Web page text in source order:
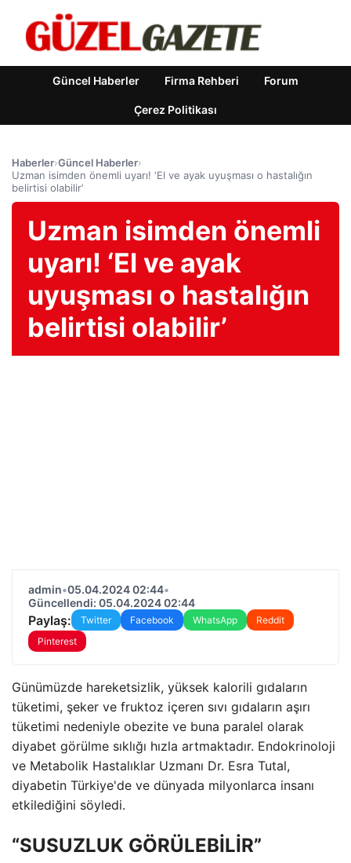
Güncel Haberler Firma Rehberi Forum
Çerez Politikası
Haberler›Güncel Haberler›
Uzman isimden önemli uyarı! ‘El ve ayak uyuşması o hastalığın
belirtisi olabilir’
Uzman isimden önemli
uyarı! ‘El ve ayak
uyuşması o hastalığın
belirtisi olabilir’
admin•05.04.2024 02:44•
Güncellendi: 05.04.2024 02:44
Paylaş: Twitter Facebook WhatsApp
Reddit
Pinterest
Günümüzde hareketsizlik, yüksek kalorili gıdaların
tüketimi, şeker ve fruktoz içeren sıvı gıdaların aşırı
tüketimi nedeniyle obezite ve buna paralel olarak
diyabet görülme sıklığı hızla artmaktadır. Endokrinoloji
ve Metabolik Hastalıklar Uzmanı Dr. Esra Tutal,
diyabetin Türkiye'de ve dünyada milyonlarca insanı
etkilediğini söyledi.
“SUSUZLUK GÖRÜLEBİLİR”